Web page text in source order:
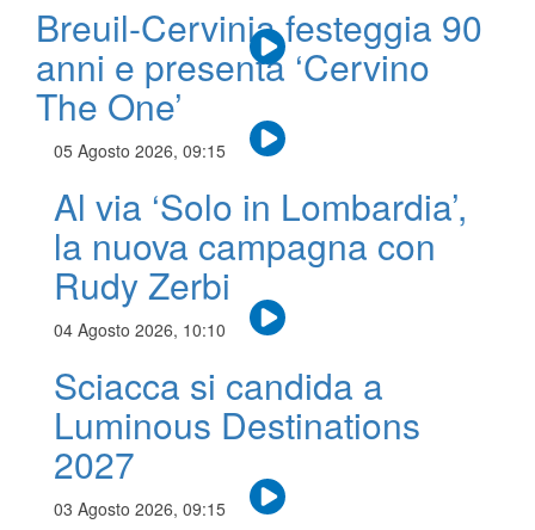
Breuil-Cervinia festeggia 90
anni e presenta ‘Cervino
The One’
05 Agosto 2026, 09:15
Al via ‘Solo in Lombardia’,
la nuova campagna con
Rudy Zerbi
04 Agosto 2026, 10:10
Sciacca si candida a
Luminous Destinations
2027
03 Agosto 2026, 09:15